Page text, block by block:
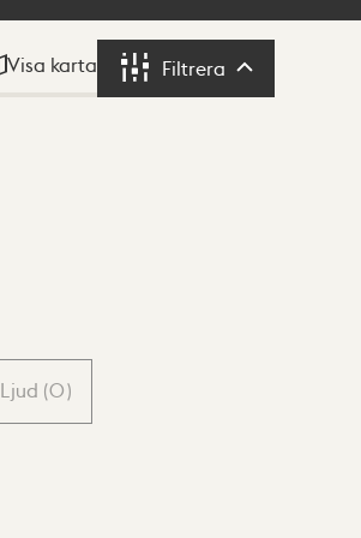
Visa karta Filtrera Filtrera
Ljud (0)